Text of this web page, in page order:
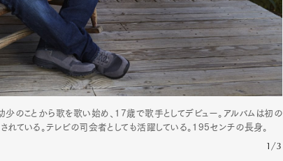
少のことから歌を歌い始め、17歳で歌手としてデビュー。アルバムは初の
れている。テレビの司会者としても活躍している。195センチの長身。
1/3